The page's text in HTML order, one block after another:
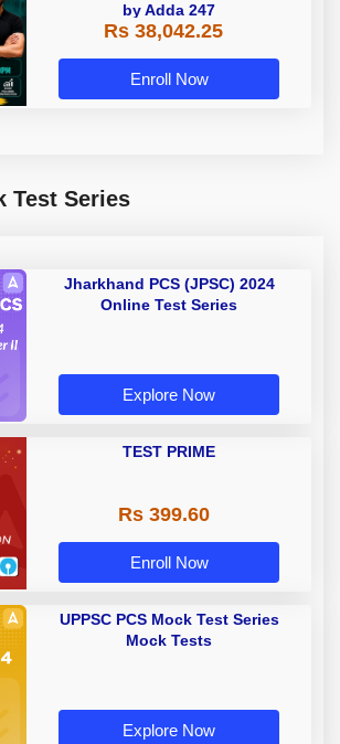
by Adda 247
Rs 38,042.25
Enroll Now
Test Series
Jharkhand PCS (JPSC) 2024
Online Test Series
Explore Now
TEST PRIME
Rs 399.60
Enroll Now
UPPSC PCS Mock Test Series
Mock Tests
Explore Now